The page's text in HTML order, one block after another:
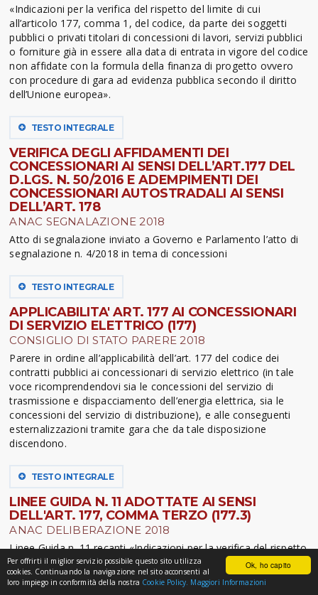
Ok, ho capito
Per offrirti il miglior servizio possibile questo sito utilizza
cookies. Continuando la navigazione nel sito acconsenti al
loro impiego in conformità della nostra Cookie Policy. Maggiori Informazioni
«Indicazioni per la verifica del rispetto del limite di cui
all’articolo 177, comma 1, del codice, da parte dei soggetti
pubblici o privati titolari di concessioni di lavori, servizi pubblici
o forniture già in essere alla data di entrata in vigore del codice
non affidate con la formula della finanza di progetto ovvero
con procedure di gara ad evidenza pubblica secondo il diritto
dell’Unione europea».
TESTO INTEGRALE
VERIFICA DEGLI AFFIDAMENTI DEI
CONCESSIONARI AI SENSI DELL’ART.177 DEL
D.LGS. N. 50/2016 E ADEMPIMENTI DEI
CONCESSIONARI AUTOSTRADALI AI SENSI
DELL’ART. 178
ANAC SEGNALAZIONE 2018
Atto di segnalazione inviato a Governo e Parlamento l’atto di
segnalazione n. 4/2018 in tema di concessioni
TESTO INTEGRALE
APPLICABILITA' ART. 177 AI CONCESSIONARI
DI SERVIZIO ELETTRICO (177)
CONSIGLIO DI STATO PARERE 2018
Parere in ordine all’applicabilità dell’art. 177 del codice dei
contratti pubblici ai concessionari di servizio elettrico (in tale
voce ricomprendendovi sia le concessioni del servizio di
trasmissione e dispacciamento dell’energia elettrica, sia le
concessioni del servizio di distribuzione), e alle conseguenti
esternalizzazioni tramite gara che da tale disposizione
discendono.
TESTO INTEGRALE
LINEE GUIDA N. 11 ADOTTATE AI SENSI
DELL'ART. 177, COMMA TERZO (177.3)
ANAC DELIBERAZIONE 2018
Linee Guida n. 11 recanti «Indicazioni per la verifica del rispetto
del limite di cui all’articolo 177, comma 1, del codice, da parte
dei soggetti pubblici o privati titolari di concessioni di lavori,
servizi pubblici o forniture già in essere alla data di entrata in